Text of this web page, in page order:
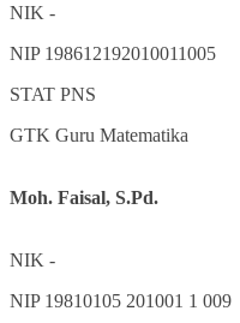
NIK -
NIP 198612192010011005
STAT PNS
GTK Guru Matematika
Moh. Faisal, S.Pd.
NIK -
NIP 19810105 201001 1 009